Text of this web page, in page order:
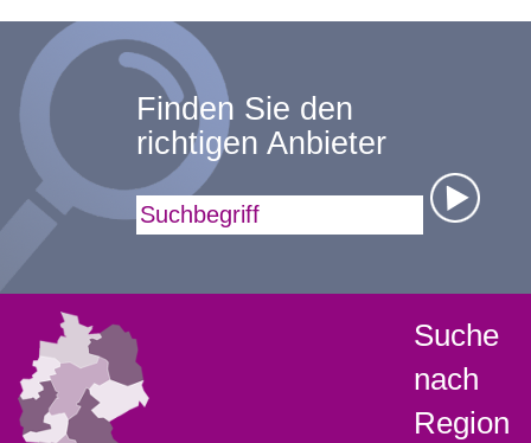
Finden Sie den
richtigen Anbieter
Suchbegriff
Suche
nach
Region